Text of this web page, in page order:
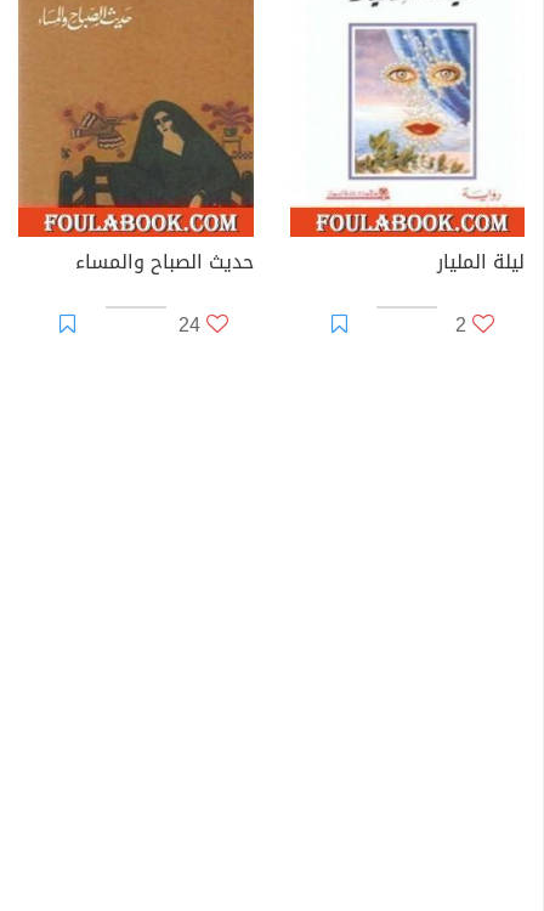
ليلة المليار
2
حديث الصباح والمساء
24